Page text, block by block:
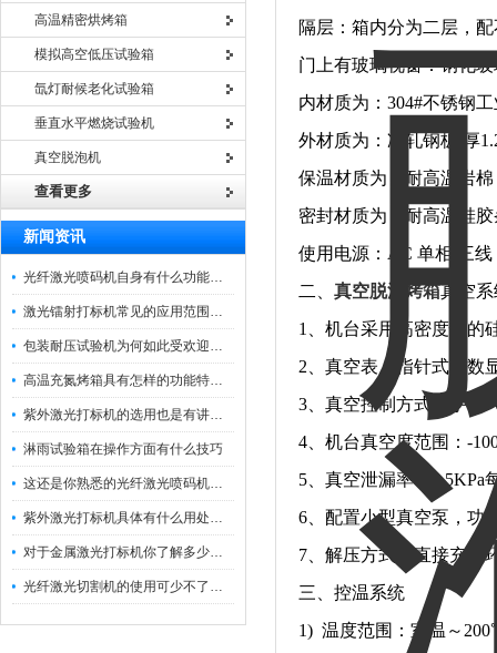
高温精密烘烤箱
模拟高空低压试验箱
氙灯耐候老化试验箱
垂直水平燃烧试验机
真空脱泡机
查看更多
新闻资讯
光纤激光喷码机自身有什么功能？不妨看看下文
激光镭射打标机常见的应用范围如下
包装耐压试验机为何如此受欢迎呢？
高温充氮烤箱具有怎样的功能特点呢？
紫外激光打标机的选用也是有讲究的
淋雨试验箱在操作方面有什么技巧
这还是你熟悉的光纤激光喷码机吗？
紫外激光打标机具体有什么用处呢？
对于金属激光打标机你了解多少呢？
光纤激光切割机的使用可少不了以下步骤
隔层：箱内分为二层，
门上有玻璃视窗：钢化
内材质为：304#不锈钢
外材质为：冷轧钢板,厚
保温材质为：耐高温岩
密封材质为：耐高温硅
使用电源：AC 单相 三线
二、 真空脱泡烤箱真空系
1、机台采用高密度性的
2、真空表：指针式或数
3、真空控制方式：手动
4、机台真空度范围：-
5、真空泄漏率：0.5KPa
6、配置小型真空泵，功
7、解压方式：直接充入
三、控温系统
1) 温度范围：室温～